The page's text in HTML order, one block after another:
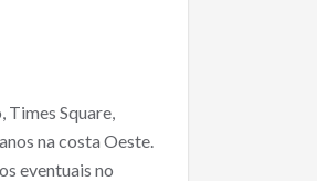
Times Square,
na costa Oeste.
eventuais no